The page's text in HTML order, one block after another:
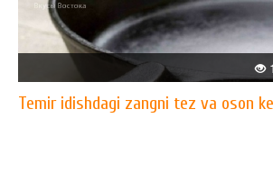
Temir idishdagi zangni tez va oson